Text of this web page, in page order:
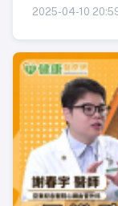
2025-04-10